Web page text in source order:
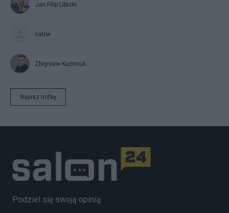
Jan Filip Libicki
catrw
Zbigniew Kuźmiuk
Napisz notkę
Podziel się swoją opinią